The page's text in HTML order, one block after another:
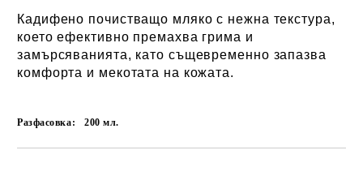
Кадифено почистващо мляко с нежна текстура,
което ефективно премахва грима и
замърсяванията, като същевременно запазва
комфорта и мекотата на кожата.
Разфасовка: 200мл.